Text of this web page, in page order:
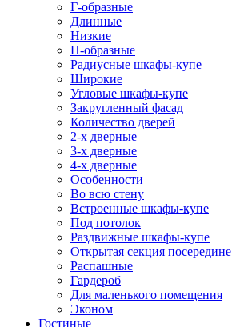
Г-образные
Длинные
Низкие
П-образные
Радиусные шкафы-купе
Широкие
Угловые шкафы-купе
Закругленный фасад
Количество дверей
2-х дверные
3-х дверные
4-х дверные
Особенности
Во всю стену
Встроенные шкафы-купе
Под потолок
Раздвижные шкафы-купе
Открытая секция посередине
Распашные
Гардероб
Для маленького помещения
Эконом
Гостиные